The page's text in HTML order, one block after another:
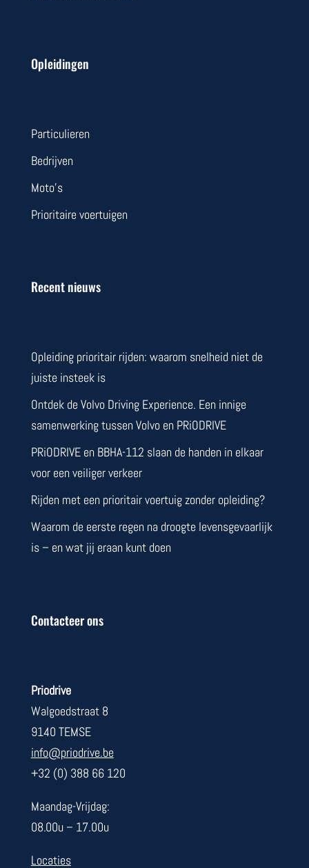
Opleidingen
Particulieren
Bedrijven
Moto’s
Prioritaire voertuigen
Recent nieuws
Opleiding prioritair rijden: waarom snelheid niet de
juiste insteek is
Ontdek de Volvo Driving Experience. Een innige
samenwerking tussen Volvo en PRiODRIVE
PRiODRIVE en BBHA-112 slaan de handen in elkaar
voor een veiliger verkeer
Rijden met een prioritair voertuig zonder opleiding?
Waarom de eerste regen na droogte levensgevaarlijk
is – en wat jij eraan kunt doen
Contacteer ons
Priodrive
Walgoedstraat 8
9140 TEMSE
info@priodrive.be
+32 (0) 388 66 120
Maandag-Vrijdag:
08.00u – 17.00u
Locaties